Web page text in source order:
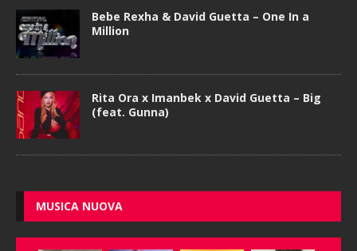
Bebe Rexha & David Guetta – One In a
Million
Rita Ora x Imanbek x David Guetta – Big
(feat. Gunna)
MUSICA NUOVA